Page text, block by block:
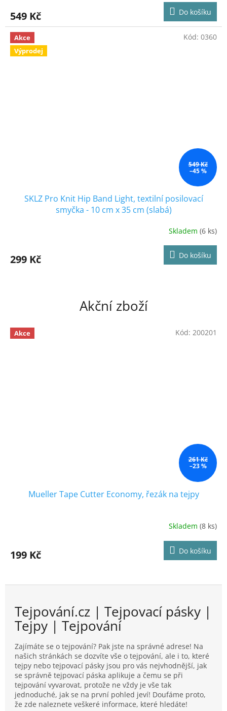
je
4,8
5
hvězdiček.
549 Kč Do košíku
Akce
Výprodej
549 Kč
–45 %
SKLZ Pro Knit Hip Band Light, textilní posilovací
smyčka - 10 cm x 35 cm (slabá)
je
Skladem(6 ks)
299 Kč Do košíku
Kód: 0360
Akční zboží
Akce
261 Kč
–23 %
Mueller Tape Cutter Economy, řezák na tejpy
je
5
Skladem(8 ks)
199 Kč Do košíku
Kód: 200201
Tejpování.cz | Tejpovací pásky |
Tejpy | Tejpování
Zajímáte se o tejpování? Pak jste na správné adrese! Na
našich stránkách se dozvíte vše o tejpování, ale i to, které
tejpy nebo tejpovací pásky jsou pro vás nejvhodnější, jak
se správně tejpovací páska aplikuje a čemu se při
tejpování vyvarovat, protože ne vždy je vše tak
jednoduché, jak se na první pohled jeví! Doufáme proto,
že zde naleznete veškeré informace, které hledáte!